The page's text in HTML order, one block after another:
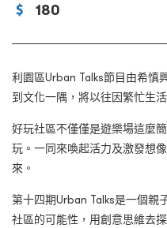
180
利園區Urban Talks節目由希慎
到文化一隅，將以往因繁忙生
好玩社區不僅僅是遊樂場這麼
玩。一同來喚起活力及激發想
來。
第十四期Urban Talks是一個親
社區的可能性，用創意思維去